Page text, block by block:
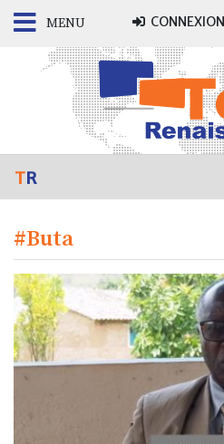
MENU CONNEXION
TR
#Buta